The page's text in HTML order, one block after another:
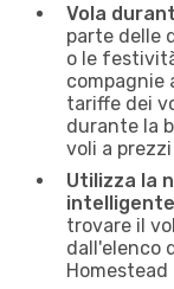
Vola
parte delle
o le
compagnie
tariffe dei
durante la
voli a
Utilizza la
trovare il
dall'elenco
Homestead